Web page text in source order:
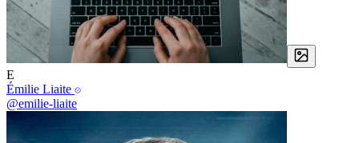
E
Émilie Liaite
@emilie-liaite